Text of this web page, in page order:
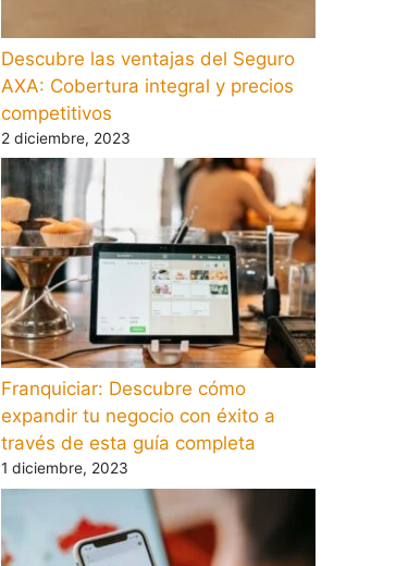
Descubre las ventajas del Seguro
AXA: Cobertura integral y precios
competitivos
2 diciembre, 2023
Franquiciar: Descubre cómo
expandir tu negocio con éxito a
través de esta guía completa
1 diciembre, 2023